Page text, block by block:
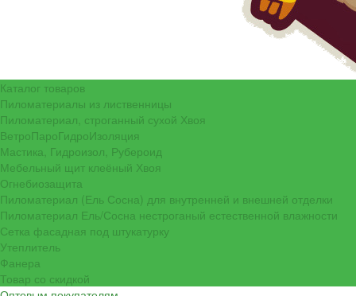
Каталог товаров
Пиломатериалы из лиственницы
Пиломатериал, строганный сухой Хвоя
ВетроПароГидроИзоляция
Мастика, Гидроизол, Рубероид
Мебельный щит клеёный Хвоя
Огнебиозащита
Пиломатериал (Ель Сосна) для внутренней и внешней отделки
Пиломатериал Ель/Сосна нестроганый естественной влажности
Сетка фасадная под штукатурку
Утеплитель
Фанера
Товар со скидкой